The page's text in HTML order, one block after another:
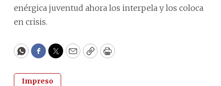
enérgica juventud ahora los interpela y los coloca
en crisis.
WhatsApp
Facebook
Twitter
EmailCopyPrint
Impreso